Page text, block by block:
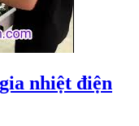
nhiệt điện